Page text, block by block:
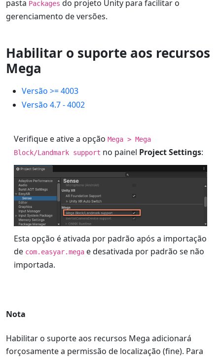
pasta Packages do projeto Unity para facilitar o
gerenciamento de versões.
Habilitar o suporte aos recursos
Mega
Versão >= 4003
Versão 4.7 - 4002
Verifique e ative a opção Mega > Mega
Block/Landmark support no painel Project Settings:
Esta opção é ativada por padrão após a importação
de com.easyar.mega e desativada por padrão se não
importada.
Nota
Habilitar o suporte aos recursos Mega adicionará
forçosamente a permissão de localização (fine). Para